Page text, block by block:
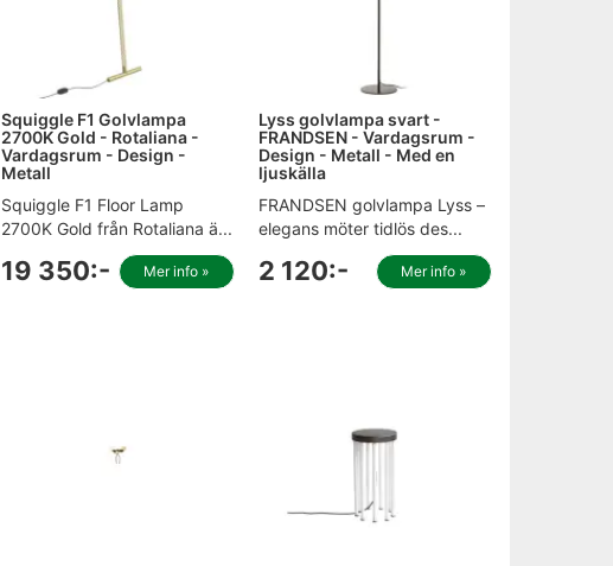
Squiggle F1 Golvlampa
2700K Gold - Rotaliana -
Vardagsrum - Design -
Metall
Squiggle F1 Floor Lamp
2700K Gold från Rotaliana ä...
19 350:- Mer info »
Lyss golvlampa svart -
FRANDSEN - Vardagsrum -
Design - Metall - Med en
ljuskälla
FRANDSEN golvlampa Lyss –
elegans möter tidlös des...
2 120:- Mer info »